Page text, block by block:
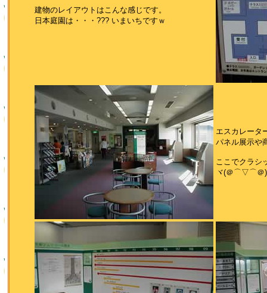
建物のレイアウトはこんな感じです。
日本庭園は・・・??? いまいちですｗ
エスカレータ
パネル展示や
ここでクラシ
ヾ(＠⌒▽⌒＠)